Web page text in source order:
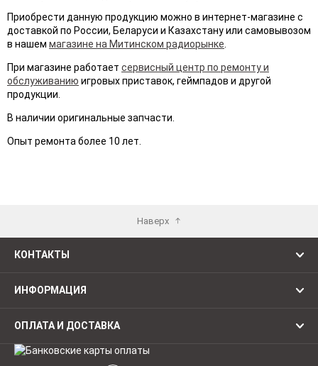
Приобрести данную продукцию можно в интернет-магазине с
доставкой по России, Беларуси и Казахстануили самовывозом
в нашем магазине на Митинском радиорынке
При магазине работает сервисный центр по ремонту и
обслуживанию игровых приставок, геймпадов и другой
продукции.
В наличии оригинальные запчасти.
Опыт ремонта более 10 лет.
Наверх
КОНТАКТЫ
ИНФОРМАЦИЯ
ОПЛАТА И ДОСТАВКА